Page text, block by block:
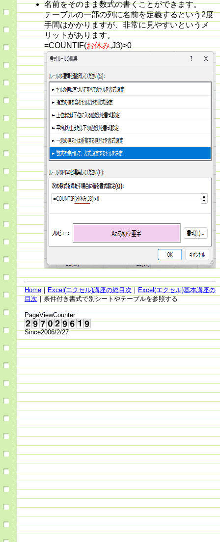
名前をそのまま数式の書くことができます。
テーブルの一部の列に名前を定義するという2度
手間はかかりますが、非常に見やすいというメ
リットがあります。
=COUNTIF(お休み,J3)>0
Home ｜ Excel(エクセル)講座の総目次 ｜ Excel(エクセル)基本講座の
目次 ｜条件付き書式で別シートやテーブルを参照する
PageViewCounter
Since2006/2/27